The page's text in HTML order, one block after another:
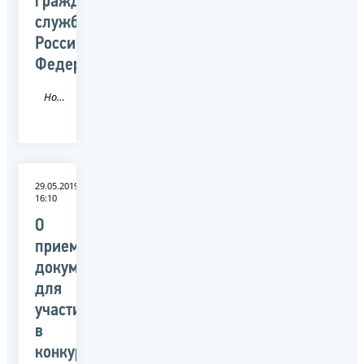
службы
Российской
Федерации
Новость
29.05.2019
16:10
О
приеме
документов
для
участия
в
конкурсе